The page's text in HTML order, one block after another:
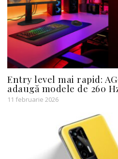
Entry level mai rapid:
adaugă modele de 260
11 februarie 2026